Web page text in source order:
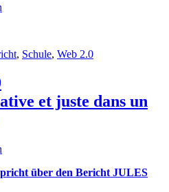
, Schule, Web 2.0
et juste dans un
über den Bericht JULES